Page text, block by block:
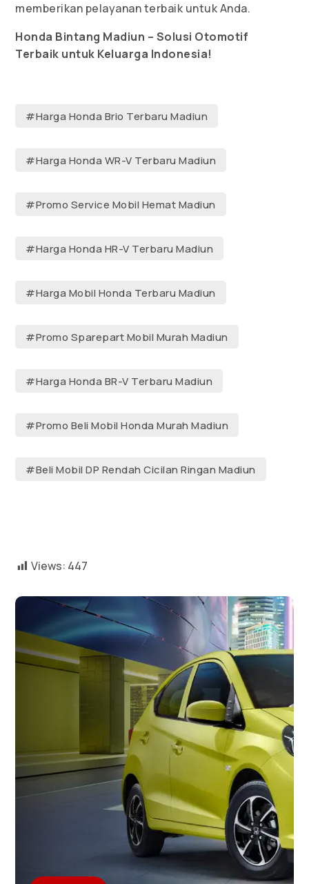
memberikan pelayanan terbaik untuk Anda.
Honda Bintang Madiun – Solusi Otomotif
Terbaik untuk Keluarga Indonesia!
#Harga Honda Brio Terbaru Madiun
#Harga Honda WR-V Terbaru Madiun
#Promo Service Mobil Hemat Madiun
#Harga Honda HR-V Terbaru Madiun
#Harga Mobil Honda Terbaru Madiun
#Promo Sparepart Mobil Murah Madiun
#Harga Honda BR-V Terbaru Madiun
#Promo Beli Mobil Honda Murah Madiun
#Beli Mobil DP Rendah Cicilan Ringan Madiun
Views: 447